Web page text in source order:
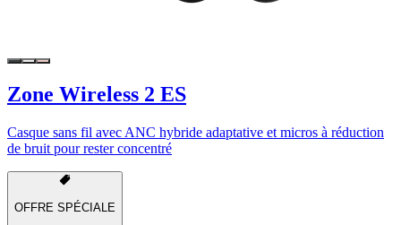
Zone Wireless 2 ES
Casque sans fil avec ANC hybride adaptative et micros à réduction
de bruit pour rester concentré
OFFRE SPÉCIALE